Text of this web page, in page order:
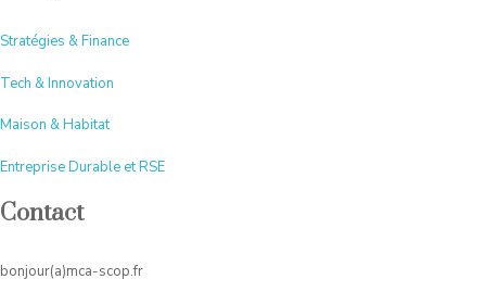
Stratégies & Finance
Tech & Innovation
Maison & Habitat
Entreprise Durable et RSE
Contact
bonjour(a)mca-scop.fr